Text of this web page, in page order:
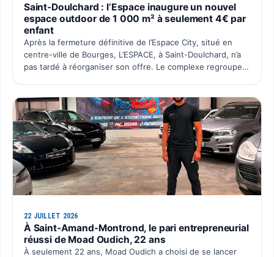
Saint-Doulchard : l’Espace inaugure un nouvel
espace outdoor de 1 000 m² à seulement 4€ par
enfant
Après la fermeture définitive de l’Espace City, situé en
centre-ville de Bourges, L’ESPACE, à Saint-Doulchard, n’a
pas tardé à réorganiser son offre. Le complexe regroupe
22 JUILLET 2026
À Saint-Amand-Montrond, le pari entrepreneurial
réussi de Moad Oudich, 22 ans
À seulement 22 ans, Moad Oudich a choisi de se lancer